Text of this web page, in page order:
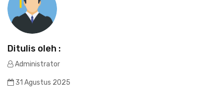
Ditulis oleh :
Administrator
31 Agustus 2025